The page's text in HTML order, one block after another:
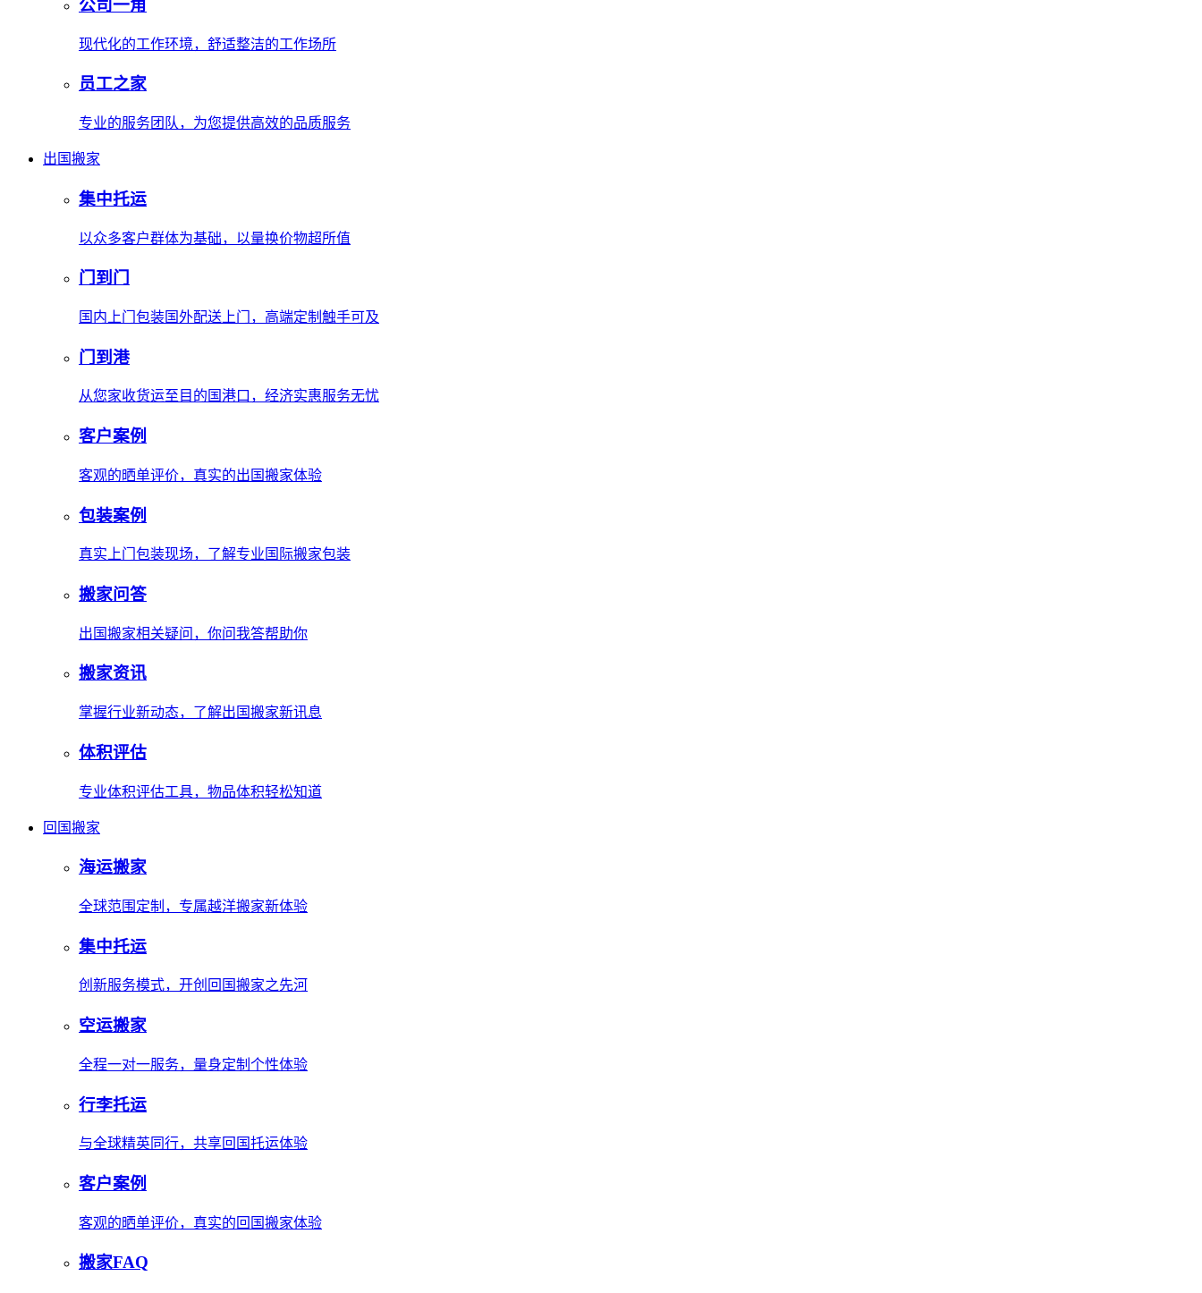
公司一角
现代化的工作环境，舒适整洁的工作场所
员工之家
专业的服务团队，为您提供高效的品质服务
出国搬家
集中托运
以众多客户群体为基础，以量换价物超所值
门到门
国内上门包装国外配送上门，高端定制触手可及
门到港
从您家收货运至目的国港口，经济实惠服务无忧
客户案例
客观的晒单评价，真实的出国搬家体验
包装案例
真实上门包装现场，了解专业国际搬家包装
搬家问答
出国搬家相关疑问，你问我答帮助你
搬家资讯
掌握行业新动态，了解出国搬家新讯息
体积评估
专业体积评估工具，物品体积轻松知道
回国搬家
海运搬家
全球范围定制，专属越洋搬家新体验
集中托运
创新服务模式，开创回国搬家之先河
空运搬家
全程一对一服务，量身定制个性体验
行李托运
与全球精英同行，共享回国托运体验
客户案例
客观的晒单评价，真实的回国搬家体验
搬家FAQ